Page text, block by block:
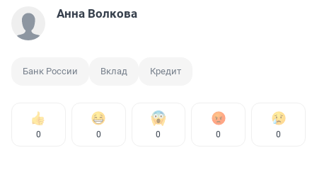
Анна Волкова
Банк России Вклад Кредит
0 0 0 0 0